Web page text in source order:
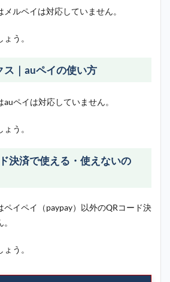
ルペイは対応していません。
う。
ス｜auペイの使い方
ペイは対応していません。
う。
決済で使える・使えないの
ペイペイ（paypay）以外のQRコード決
う。